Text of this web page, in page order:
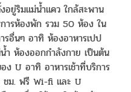
ยู่ริมแม่น้ำแคว ใกล้สะพาน
ารห้องพัก รวม 50 ห้อง ใน
รอื่นๆ อาทิ ห้องอาหารเปป
น้ำ ห้องออกกำลังกาย เป็นต้น
U อาทิ อาหารเช้าที่บริการ
ชม. ฟรี Wi-fi และ U